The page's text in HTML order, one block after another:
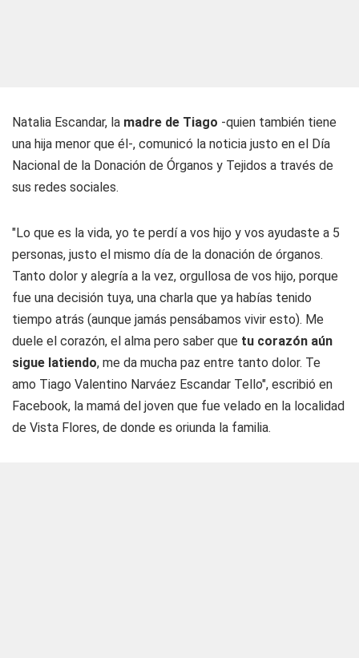
Natalia Escandar, la madre de Tiago -quien también tiene
una hija menor que él-, comunicó la noticia justo en el Día
Nacional de la Donación de Órganos y Tejidos a través de
sus redes sociales.
"Lo que es la vida, yo te perdí a vos hijo y vos ayudaste a 5
personas, justo el mismo día de la donación de órganos.
Tanto dolor y alegría a la vez, orgullosa de vos hijo, porque
fue una decisión tuya, una charla que ya habías tenido
tiempo atrás (aunque jamás pensábamos vivir esto). Me
duele el corazón, el alma pero saber que tu corazón aún
sigue latiendo, me da mucha paz entre tanto dolor. Te
amo Tiago Valentino Narváez Escandar Tello", escribió en
Facebook, la mamá del joven que fue velado en la localidad
de Vista Flores, de donde es oriunda la familia.